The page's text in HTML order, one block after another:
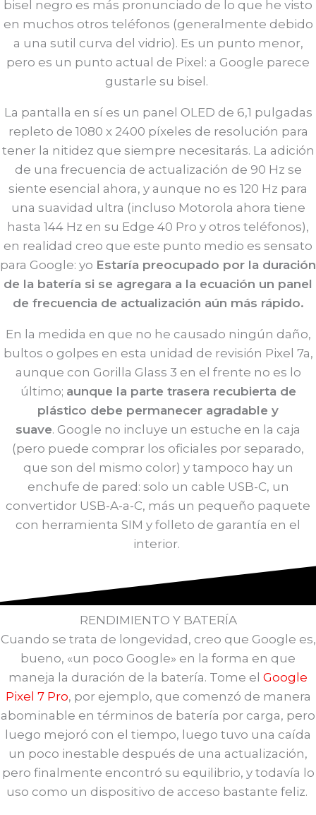
bisel negro es más pronunciado de lo que he visto
en muchos otros teléfonos (generalmente debido
a una sutil curva del vidrio). Es un punto menor,
pero es un punto actual de Pixel: a Google parece
gustarle su bisel.
La pantalla en sí es un panel OLED de 6,1 pulgadas
repleto de 1080 x 2400 píxeles de resolución para
tener la nitidez que siempre necesitarás. La adición
de una frecuencia de actualización de 90 Hz se
siente esencial ahora, y aunque no es 120 Hz para
una suavidad ultra (incluso Motorola ahora tiene
hasta 144 Hz en su Edge 40 Pro y otros teléfonos),
en realidad creo que este punto medio es sensato
para Google: yo Estaría preocupado por la duración
de la batería si se agregara a la ecuación un panel
de frecuencia de actualización aún más rápido.
En la medida en que no he causado ningún daño,
bultos o golpes en esta unidad de revisión Pixel 7a,
aunque con Gorilla Glass 3 en el frente no es lo
último; aunque la parte trasera recubierta de
plástico debe permanecer agradable y
suave. Google no incluye un estuche en la caja
(pero puede comprar los oficiales por separado,
que son del mismo color) y tampoco hay un
enchufe de pared: solo un cable USB-C, un
convertidor USB-A-a-C, más un pequeño paquete
con herramienta SIM y folleto de garantía en el
interior.
RENDIMIENTO Y BATERÍA
Cuando se trata de longevidad, creo que Google es,
bueno, «un poco Google» en la forma en que
maneja la duración de la batería. Tome el Google
Pixel 7 Pro, por ejemplo, que comenzó de manera
abominable en términos de batería por carga, pero
luego mejoró con el tiempo, luego tuvo una caída
un poco inestable después de una actualización,
pero finalmente encontró su equilibrio, y todavía lo
uso como un dispositivo de acceso bastante feliz.